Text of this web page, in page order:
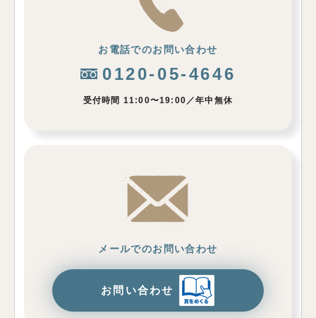
お電話でのお問い合わせ
0120-05-4646
受付時間 11:00〜19:00／年中無休
メールでのお問い合わせ
お問い合わせ